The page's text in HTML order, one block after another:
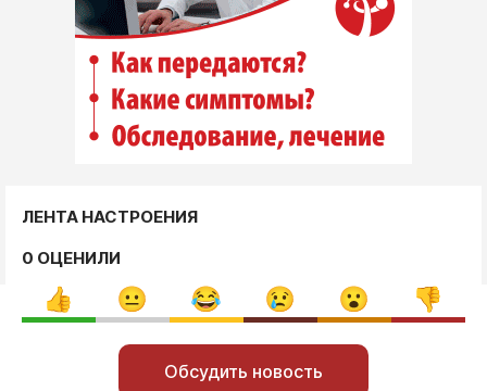
ЛЕНТА НАСТРОЕНИЯ
0 ОЦЕНИЛИ
Обсудить новость